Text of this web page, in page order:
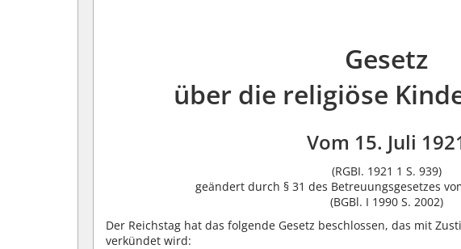
Gesetz
über die religiöse
Vom 15. Juli
(RGBI. 1921 1 S. 939)
geändert durch § 31 des Betreuungsgesetzes
(BGBl. I 1990 S. 2002)
Der Reichstag hat das folgende Gesetz beschlossen, das mit
verkündet wird: